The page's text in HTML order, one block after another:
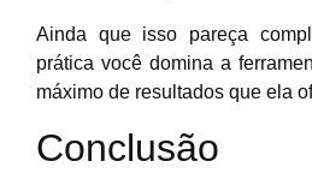
Ainda que isso pareça
prática você domina a
máximo de resultados que ela
Conclusão